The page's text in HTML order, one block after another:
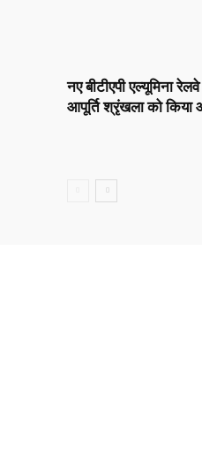
नए बीटीएपी एल्यूमिना
आपूर्ति श्रृंखला को